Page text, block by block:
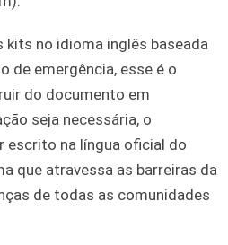
kits no idioma inglês baseada
de emergência, esse é o
do documento em
seja necessária, o
escrito na língua oficial do
que atravessa as barreiras da
de todas as comunidades